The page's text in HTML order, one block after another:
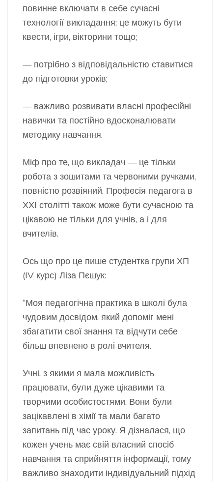
повинне включати в себе сучасні
технології викладання; це можуть бути
квести, ігри, вікторини тощо;
— потрібно з відповідальністю ставитися
до підготовки уроків;
— важливо розвивати власні професійні
навички та постійно вдосконалювати
методику навчання.
Міф про те, що викладач — це тільки
робота з зошитами та червоними ручками,
повністю розвіяний. Професія педагога в
ХХІ столітті також може бути сучасною та
цікавою не тільки для учнів, а і для
вчителів.
Ось що про це пише студентка групи ХП
(IV курс) Ліза Пєшук:
“Моя педагогічна практика в школі була
чудовим досвідом, який допоміг мені
збагатити свої знання та відчути себе
більш впевнено в ролі вчителя.
Учні, з якими я мала можливість
працювати, були дуже цікавими та
творчими особистостями. Вони були
зацікавлені в хімії та мали багато
запитань під час уроку. Я дізналася, що
кожен учень має свій власний спосіб
навчання та сприйняття інформації, тому
важливо знаходити індивідуальний підхід